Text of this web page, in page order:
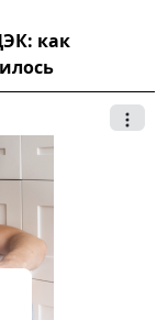
как